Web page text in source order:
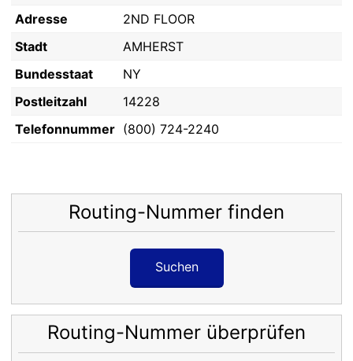
Adresse
2ND FLOOR
Stadt
AMHERST
Bundesstaat
NY
Postleitzahl
14228
Telefonnummer (800) 724-2240
Routing-Nummer finden
Suchen
Routing-Nummer überprüfen